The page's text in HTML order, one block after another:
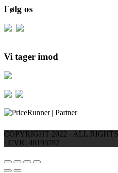
Følg os
Vi tager imod
COPYRIGHT 2022 · ALL
· CVR: 40193782